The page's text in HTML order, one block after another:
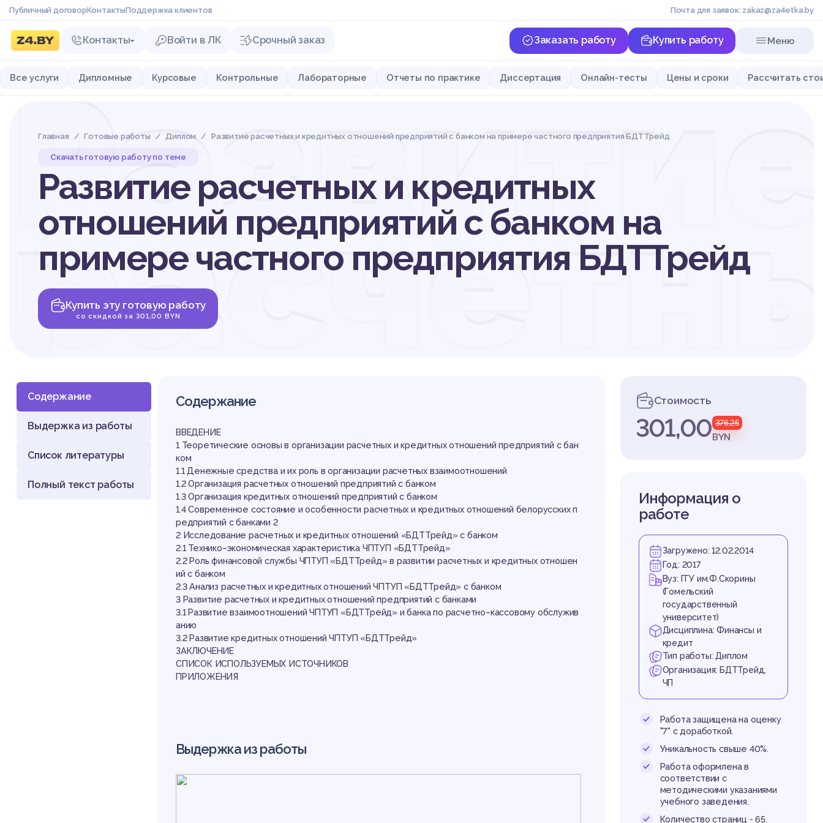
Публичный договорКонтактыПоддержка клиентов Почта для заявок: zakaz@za4etka.by
Контакты Войти в ЛК Срочный заказ Заказать работу Купить работу Меню
Все услуги Дипломные Курсовые Контрольные Лабораторные Отчеты по практике Диссертация Онлайн-тесты Цены и сроки Рассчитать
Главная Готовые работы Диплом Развитие расчетных и кредитных отношений предприятий с банком на примере частного предприятия БДТТрейд
Скачать готовую работу по теме
Развитие расчетных и кредитных
отношений предприятий с банком на
примере частного предприятия БДТТрейд
Купить эту готовую работу
со скидкой за 301,00 BYN
с
Содержание
Выдержка из работы
Список литературы
Полный текст работы
Содержание
ВВЕДЕНИЕ
1 Теоретические основы в организации расчетных и кредитных отношений предприятий с бан
ком
1.1 Денежные средства и их роль в организации расчетных взаимоотношений
1.2 Организация расчетных отношений предприятий с банком
1.3 Организация кредитных отношений предприятий с банком
1.4 Современное состояние и особенности расчетных и кредитных отношений белорусских п
редприятий с банками 2
2 Исследование расчетных и кредитных отношений «БДТТрейд» с банком
2.1 Технико–экономическая характеристика ЧПТУП «БДТТрейд»
2.2 Роль финансовой службы ЧПТУП «БДТТрейд» в развитии расчетных и кредитных отношен
ий с банком
2.3 Анализ расчетных и кредитных отношений ЧПТУП «БДТТрейд» с банком
3 Развитие расчетных и кредитных отношений предприятий с банками
3.1 Развитие взаимоотношений ЧПТУП «БДТТрейд» и банка по расчетно–кассовому обслужив
анию
3.2 Развитие кредитных отношений ЧПТУП «БДТТрейд»
ЗАКЛЮЧЕНИЕ
СПИСОК ИСПОЛЬЗУЕМЫХ ИСТОЧНИКОВ
ПРИЛОЖЕНИЯ
Выдержка из работы
Стоимость
301,00 376,25
BYN
Информация о
работе
Загружено: 12.02.2014
Год: 2017
Вуз: ГГУ им.Ф.Скорины
(Гомельский
государственный
университет)
Дисциплина: Финансы и
кредит
Тип работы: Диплом
Организация: БДТТрейд,
ЧП
Работа защищена на оценку
"7" с доработкой.
Уникальность свыше 40%.
Работа оформлена в
соответствии с
методическими указаниями
учебного заведения.
Количество страниц - 65.